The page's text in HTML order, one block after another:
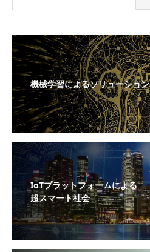
機械学習によるソリューション
IoTプラットフォームによる
超スマート社会